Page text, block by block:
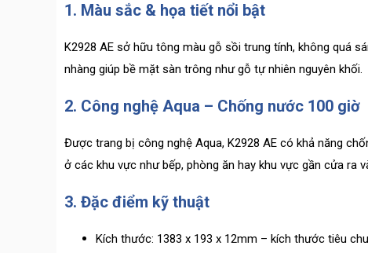
1. Màu sắc & họa tiết nổi bật
K2928 AE sở hữu tông màu gỗ sồi trung tính, không quá
nhàng giúp bề mặt sàn trông như gỗ tự nhiên nguyên khối.
2. Công nghệ Aqua – Chống nước 100 giờ
Được trang bị công nghệ Aqua, K2928 AE có khả năng
ở các khu vực như bếp, phòng ăn hay khu vực gần cửa ra
3. Đặc điểm kỹ thuật
Kích thước: 1383 x 193 x 12mm – kích thước tiêu